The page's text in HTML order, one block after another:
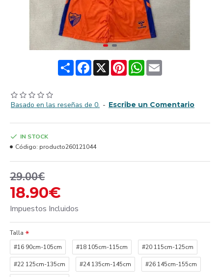
ShareFacebook
X PinterestWhatsApp
Email
Basado en las reseñas de 0. - Escribe un Comentario
18.90€
29.00€
Impuestos Incluidos
IN STOCK
Código: producto260121044
Talla
#16 90cm-105cm
#18 105cm-115cm #20 115cm-125cm
#22 125cm-135cm #24 135cm-145cm #26 145cm-155cm